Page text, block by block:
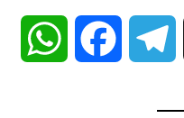
WhatsApp Facebook